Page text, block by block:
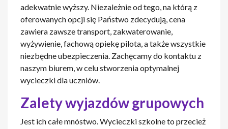
adekwatnie wyższy. Niezależnie od tego, na którą z
oferowanych opcji się Państwo zdecydują, cena
zawiera zawsze transport, zakwaterowanie,
wyżywienie, fachową opiekę pilota, a także wszystkie
niezbędne ubezpieczenia. Zachęcamy do kontaktu z
naszym biurem, w celu stworzenia optymalnej
wycieczki dla uczniów.
Zalety wyjazdów grupowych
Jest ich całe mnóstwo. Wycieczki szkolne to przecież